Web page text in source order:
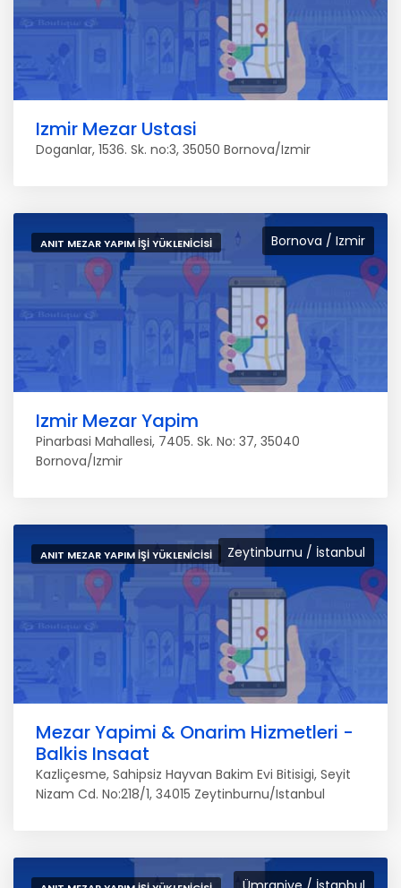
Izmir Mezar Ustasi
Doganlar, 1536. Sk. no:3, 35050 Bornova/Izmir
Bornova / Izmir
ANIT MEZAR YAPIM İŞI YÜKLENICISI
Izmir Mezar Yapim
Pinarbasi Mahallesi, 7405. Sk. No: 37, 35040
Bornova/Izmir
Zeytinburnu / İstanbul
ANIT MEZAR YAPIM İŞI YÜKLENICISI
Mezar Yapimi & Onarim Hizmetleri -
Balkis Insaat
Kazliçesme, Sahipsiz Hayvan Bakim Evi Bitisigi, Seyit
Nizam Cd. No:218/1, 34015 Zeytinburnu/Istanbul